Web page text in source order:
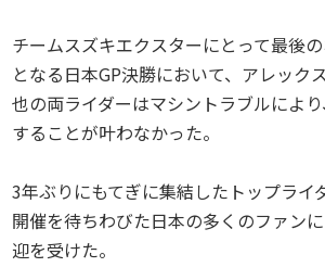
チームスズキエクスターにとって最後
となる日本GP決勝において、アレック
也の両ライダーはマシントラブルによ
することが叶わなかった。
3年ぶりにもてぎに集結したトップライ
開催を待ちわびた日本の多くのファン
迎を受けた。